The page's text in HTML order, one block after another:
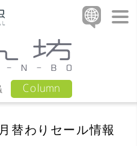
Column
わりセール情報